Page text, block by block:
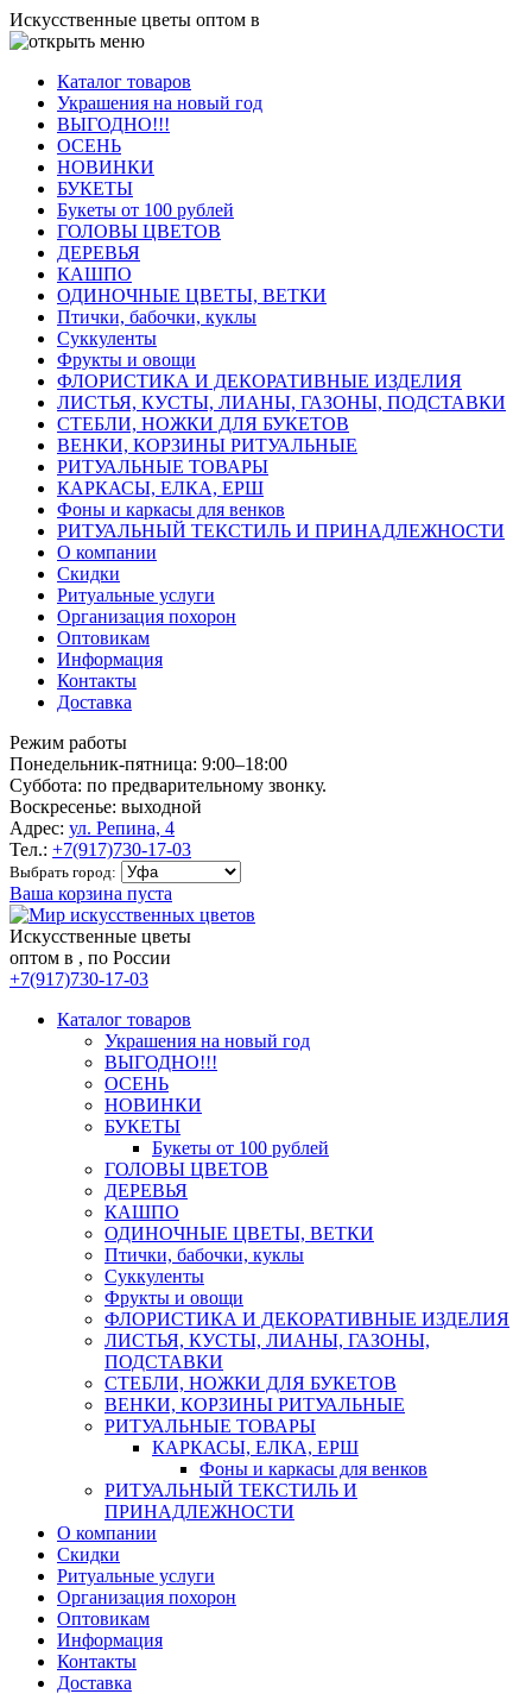
Искусственные цветы оптом в
Каталог товаров
Украшения на новый год
ВЫГОДНО!!!
ОСЕНЬ
НОВИНКИ
БУКЕТЫ
Букеты от 100 рублей
ГОЛОВЫ ЦВЕТОВ
ДЕРЕВЬЯ
КАШПО
ОДИНОЧНЫЕ ЦВЕТЫ, ВЕТКИ
Птички, бабочки, куклы
Суккуленты
Фрукты и овощи
ФЛОРИСТИКА И ДЕКОРАТИВНЫЕ ИЗДЕЛИЯ
ЛИСТЬЯ, КУСТЫ, ЛИАНЫ, ГАЗОНЫ, ПОДСТАВКИ
СТЕБЛИ, НОЖКИ ДЛЯ БУКЕТОВ
ВЕНКИ, КОРЗИНЫ РИТУАЛЬНЫЕ
РИТУАЛЬНЫЕ ТОВАРЫ
КАРКАСЫ, ЕЛКА, ЕРШ
Фоны и каркасы для венков
РИТУАЛЬНЫЙ ТЕКСТИЛЬ И ПРИНАДЛЕЖНОСТИ
О компании
Скидки
Ритуальные услуги
Организация похорон
Оптовикам
Информация
Контакты
Доставка
Режим работы
Понедельник-пятница: 9:00–18:00
Суббота: по предварительному звонку.
Воскресенье: выходной
Адрес: ул. Репина, 4
Тел.: +7(917)730-17-03
Выбрать город:
Ваша корзина пуста
Искусственные цветы
оптом в , по России
+7(917)730-17-03
Каталог товаров
Украшения на новый год
ВЫГОДНО!!!
ОСЕНЬ
НОВИНКИ
БУКЕТЫ
Букеты от 100 рублей
ГОЛОВЫ ЦВЕТОВ
ДЕРЕВЬЯ
КАШПО
ОДИНОЧНЫЕ ЦВЕТЫ, ВЕТКИ
Птички, бабочки, куклы
Суккуленты
Фрукты и овощи
ФЛОРИСТИКА И ДЕКОРАТИВНЫЕ ИЗДЕЛИЯ
ЛИСТЬЯ, КУСТЫ, ЛИАНЫ, ГАЗОНЫ,
ПОДСТАВКИ
СТЕБЛИ, НОЖКИ ДЛЯ БУКЕТОВ
ВЕНКИ, КОРЗИНЫ РИТУАЛЬНЫЕ
РИТУАЛЬНЫЕ ТОВАРЫ
КАРКАСЫ, ЕЛКА, ЕРШ
Фоны и каркасы для венков
РИТУАЛЬНЫЙ ТЕКСТИЛЬ И
ПРИНАДЛЕЖНОСТИ
О компании
Скидки
Ритуальные услуги
Организация похорон
Оптовикам
Информация
Контакты
Доставка